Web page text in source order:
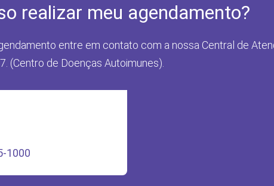
realizar meu agendamento?
entre em contato com a nossa Central de
(Centro de Doenças Autoimunes).
1000